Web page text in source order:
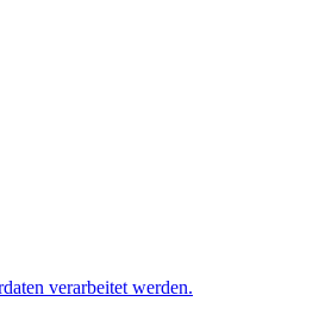
verarbeitet werden.